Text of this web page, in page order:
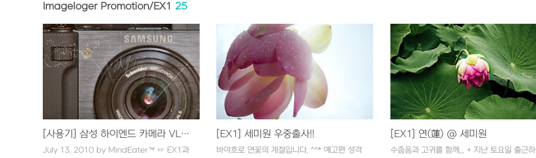
Imageloger Promotion/EX1 25
[사용기] 삼성 하이엔드 카메라 VLUU EX1 이야기
July 13, 2010 by MindEater™ ☞ EX1과
[EX1] 세미원 우중출사!!
바야흐로 연꽃의 계절입니다. ^^* 예고편 성격
[EX1] 연(蓮) @ 세미원
수줍음과 고귀를 함께,,, + 지난 토요일 출근하